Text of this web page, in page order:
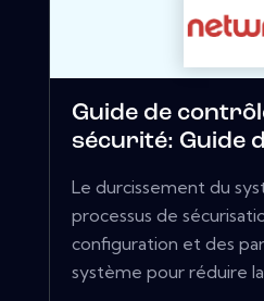
Guide de
sécurité: Guide
Le durcissement du
processus de
configuration et des
système pour réduire